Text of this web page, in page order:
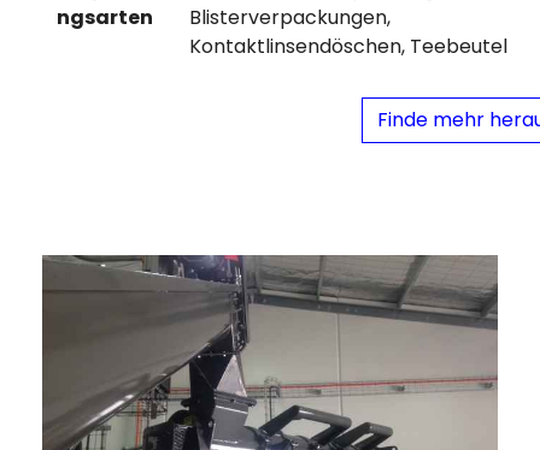
ngsarten
Blisterverpackungen,
Kontaktlinsendöschen, Teebeutel
Finde mehr